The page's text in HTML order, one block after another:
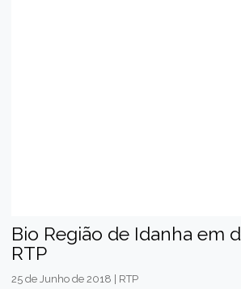
Bio Região de Idanha em
RTP
25 de Junho de 2018 | RTP